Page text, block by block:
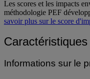
Les scores et les impacts
méthodologie PEF
savoir plus sur le score
Caractéristiques
Informations sur le